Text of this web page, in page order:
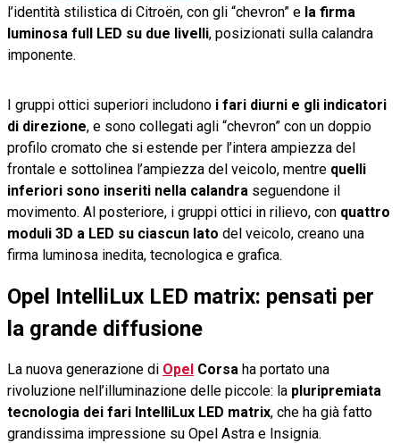
l’identità stilistica di Citroën, con gli “chevron” e la firma
luminosa full LED su due livelli, posizionati sulla calandra
imponente.
I gruppi ottici superiori includono i fari diurni e gli indicatori
di direzione, e sono collegati agli “chevron” con un doppio
profilo cromato che si estende per l’intera ampiezza del
frontale e sottolinea l’ampiezza del veicolo, mentre quelli
inferiori sono inseriti nella calandra seguendone il
movimento. Al posteriore, i gruppi ottici in rilievo, con quattro
moduli 3D a LED su ciascun lato del veicolo, creano una
firma luminosa inedita, tecnologica e grafica.
Opel IntelliLux LED matrix: pensati per
la grande diffusione
La nuova generazione di Opel Corsa ha portato una
rivoluzione nell’illuminazione delle piccole: la pluripremiata
tecnologia dei fari IntelliLux LED matrix, che ha già fatto
grandissima impressione su Opel Astra e Insignia.